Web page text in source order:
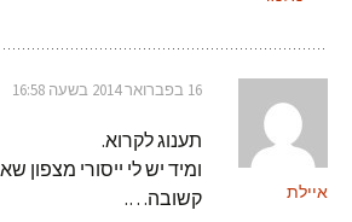
איילת
16 בפברואר 2014 בשעה 16:58
תענוג לקרוא.
ומיד יש לי ייסורי מצפון
קשובה….